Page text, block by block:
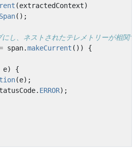
(extractedContext)
();
し、ネストされたテレメトリーが相関す
span.makeCurrent ())
{
e)
{
(e);
. ERROR);